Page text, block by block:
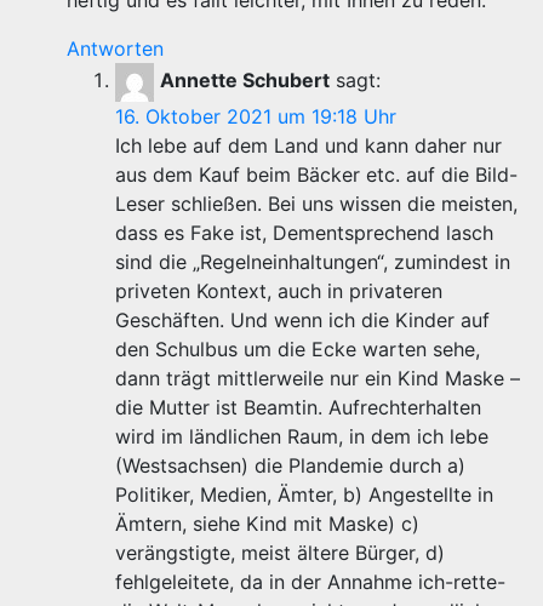
Antworten
Annette Schubert sagt:
16. Oktober 2021 um 19:18 Uhr
Ich lebe auf dem Land und kann daher nur
aus dem Kauf beim Bäcker etc. auf die Bild-
Leser schließen. Bei uns wissen die meisten,
dass es Fake ist, Dementsprechend lasch
sind die „Regelneinhaltungen“, zumindest in
priveten Kontext, auch in privateren
Geschäften. Und wenn ich die Kinder auf
den Schulbus um die Ecke warten sehe,
dann trägt mittlerweile nur ein Kind Maske –
die Mutter ist Beamtin. Aufrechterhalten
wird im ländlichen Raum, in dem ich lebe
(Westsachsen) die Plandemie durch a)
Politiker, Medien, Ämter, b) Angestellte in
Ämtern, siehe Kind mit Maske) c)
verängstigte, meist ältere Bürger, d)
fehlgeleitete, da in der Annahme ich-rette-